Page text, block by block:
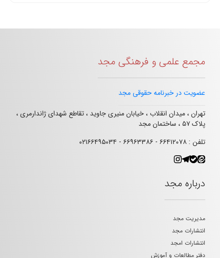
مجمع علمی و فرهنگی مجد
عضویت در خبرنامه حقوقی مجد
تهران ، میدان انقلاب ، خیابان منیری جاوید ، تقاطع شهدای ژاندارمری ،
پلاک ۵۷ ، ساختمان مجد
تلفن : ۶۶۴۱۲۰۷۸ - ۶۶۹۶۳۳۸۶ - ۰۲۱۶۶۴۹۵۰۳۴
درباره مجد
مدیریت مجد
انتشارات مجد
انتشارات امجد
دفتر مطالعات و آموزش